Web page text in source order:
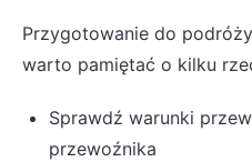
Przygotowanie do
warto pamiętać o kilku
Sprawdź warunki
przewoźnika